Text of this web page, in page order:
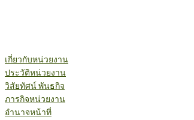
เกี่ยวกับหน่วยงาน
ประวัติหน่วยงาน
วิสัยทัศน์ พันธกิจ
ภารกิจหน่วยงาน
อำนาจหน้าที่